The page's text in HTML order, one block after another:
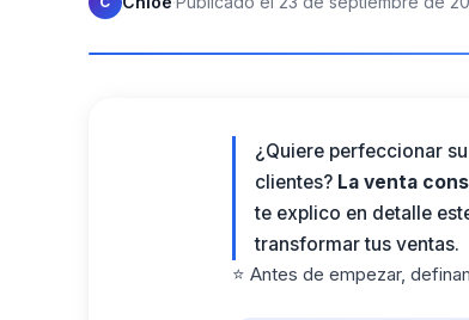
¿Quiere perfeccionar
clientes? La venta
te explico en detalle
transformar tus ventas.
⭐️ Antes de empezar,